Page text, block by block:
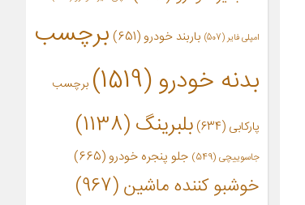
امپلی فایر (507) باربند خودرو(651)
برچسب
بدنه خودرو(1519) برچسب
پارکابی (634) بلبرینگ(1138)
جاسوییچی (549) جلو پنجره خودرو (665)
خوشبو کننده ماشین(967)